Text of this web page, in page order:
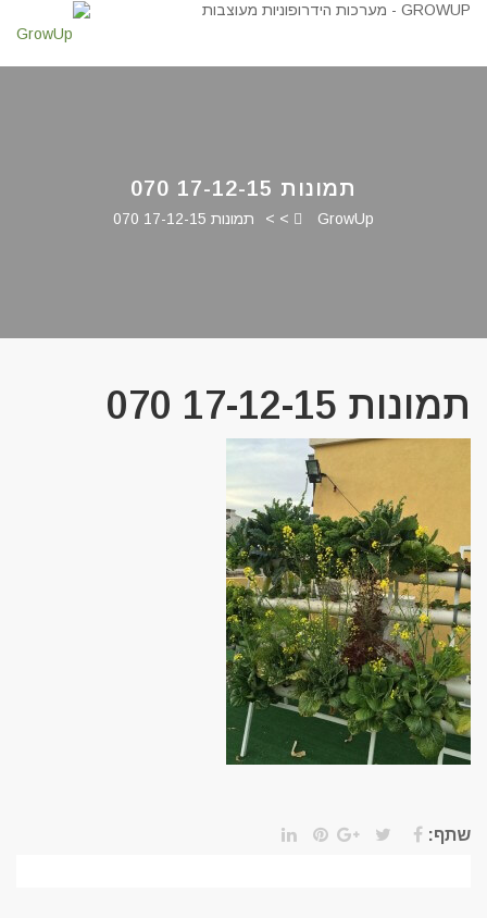
תמונות 17-12-15 070
GrowUp
> > תמונות 17-12-15 070
תמונות 17-12-15 070
שתף: